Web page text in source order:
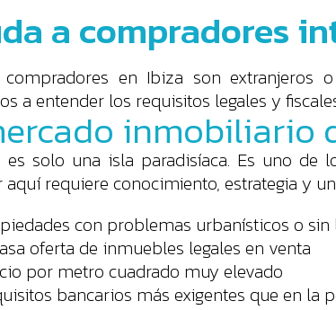
a compradores
compradores en Ibiza son extranjeros
a entender los requisitos legales y
inmobiliario
es solo una isla paradisíaca. Es uno de
requiere conocimiento, estrategia y
con problemas urbanísticos o sin
oferta de inmuebles legales en venta
por metro cuadrado muy elevado
bancarios más exigentes que en la